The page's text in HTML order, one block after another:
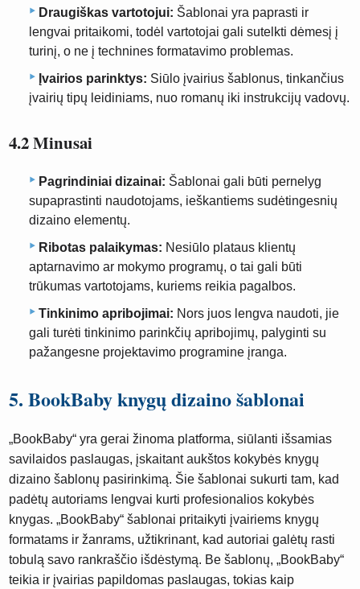
Draugiškas vartotojui: Šablonai yra paprasti ir
lengvai pritaikomi, todėl vartotojai gali sutelkti dėmesį į
turinį, o ne į technines formatavimo problemas.
Įvairios parinktys: Siūlo įvairius šablonus, tinkančius
įvairių tipų leidiniams, nuo romanų iki instrukcijų vadovų.
4.2 Minusai
Pagrindiniai dizainai: Šablonai gali būti pernelyg
supaprastinti naudotojams, ieškantiems sudėtingesnių
dizaino elementų.
Ribotas palaikymas: Nesiūlo plataus klientų
aptarnavimo ar mokymo programų, o tai gali būti
trūkumas vartotojams, kuriems reikia pagalbos.
Tinkinimo apribojimai: Nors juos lengva naudoti, jie
gali turėti tinkinimo parinkčių apribojimų, palyginti su
pažangesne projektavimo programine įranga.
5. BookBaby knygų dizaino šablonai
„BookBaby“ yra gerai žinoma platforma, siūlanti išsamias
savilaidos paslaugas, įskaitant aukštos kokybės knygų
dizaino šablonų pasirinkimą. Šie šablonai sukurti tam, kad
padėtų autoriams lengvai kurti profesionalios kokybės
knygas. „BookBaby“ šablonai pritaikyti įvairiems knygų
formatams ir žanrams, užtikrinant, kad autoriai galėtų rasti
tobulą savo rankraščio išdėstymą. Be šablonų, „BookBaby“
teikia ir įvairias papildomas paslaugas, tokias kaip